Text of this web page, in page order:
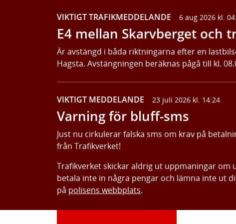
VIKTIGT TRAFIKMEDDELANDE 6 aug 2026 kl.
E4 mellan Skarvberget och
Är avstängd i båda riktningarna efter en
Hagsta. Avstängningen beräknas pågå till kl.
VIKTIGT MEDDELANDE 23 juli 2026 kl. 14:24
Varning för bluff-sms
Just nu cirkulerar falska sms om krav på
från Trafikverket!
Trafikverket skickar aldrig ut uppmaningar om
betala inte in några pengar och lämna inte ut
på polisens webbplats.